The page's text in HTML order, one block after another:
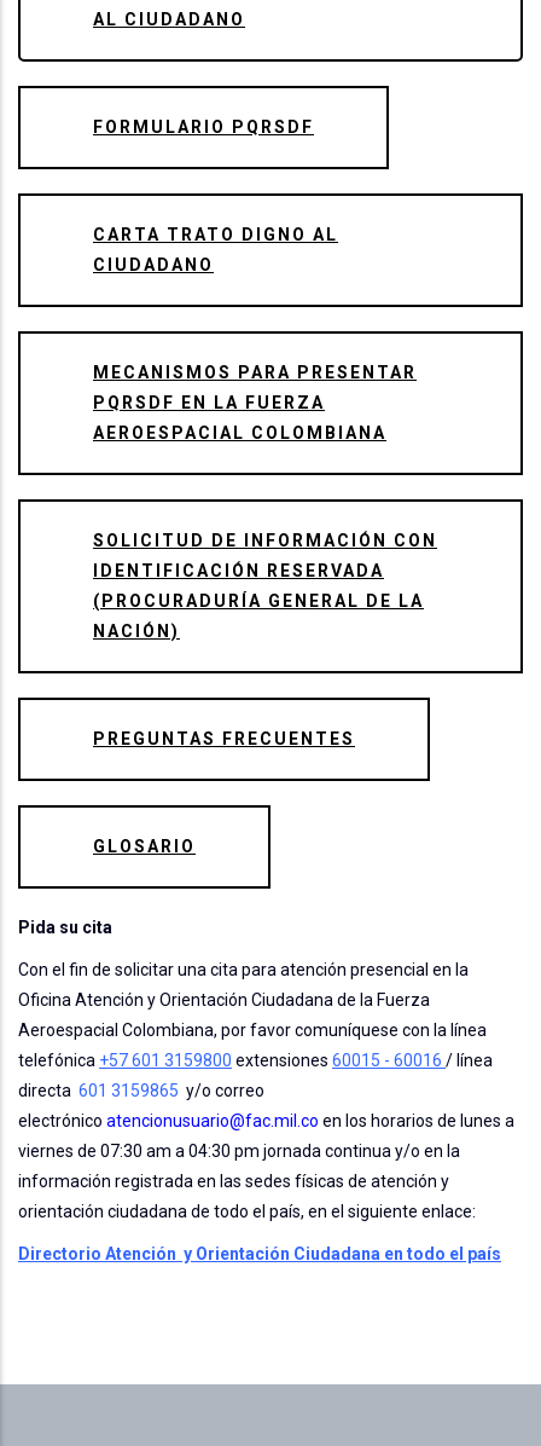
AL CIUDADANO
FORMULARIO PQRSDF
CARTA TRATO DIGNO AL
CIUDADANO
MECANISMOS PARA PRESENTAR
PQRSDF EN LA FUERZA
AEROESPACIAL COLOMBIANA
SOLICITUD DE INFORMACIÓN CON
IDENTIFICACIÓN RESERVADA
(PROCURADURÍA GENERAL DE LA
NACIÓN)
PREGUNTAS FRECUENTES
GLOSARIO
Pida su cita
Con el fin de solicitar una cita para atención presencial en la
Oficina Atención y Orientación Ciudadana de la Fuerza
Aeroespacial Colombiana, por favor comuníquese con la línea
telefónica +57 601 3159800 extensiones 60015 - 60016 / línea
directa 601 3159865 y/o correo
electrónico atencionusuario@fac.mil.co en los horarios de lunes a
viernes de 07:30 am a 04:30 pm jornada continua y/o en la
información registrada en las sedes físicas de atención y
orientación ciudadana de todo el país, en el siguiente enlace:
Directorio Atención y Orientación Ciudadana en todo el país